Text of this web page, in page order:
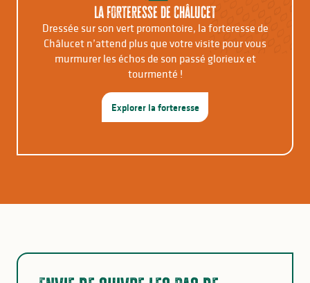
La forteresse de Châlucet
Dressée sur son vert promontoire, la forteresse de
Châlucet n’attend plus que votre visite pour vous
murmurer les échos de son passé glorieux et
tourmenté !
Explorer la forteresse